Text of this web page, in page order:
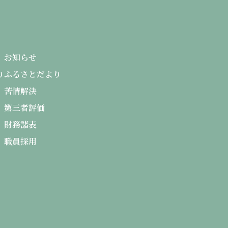
お知らせ
ふるさとだより
苦情解決
第三者評価
財務諸表
職員採用